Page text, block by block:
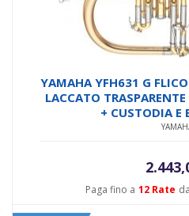
Paga fino a 12 Rate da
YAMAHA YFH631 G
LACCATO
+ CUSTODIA E